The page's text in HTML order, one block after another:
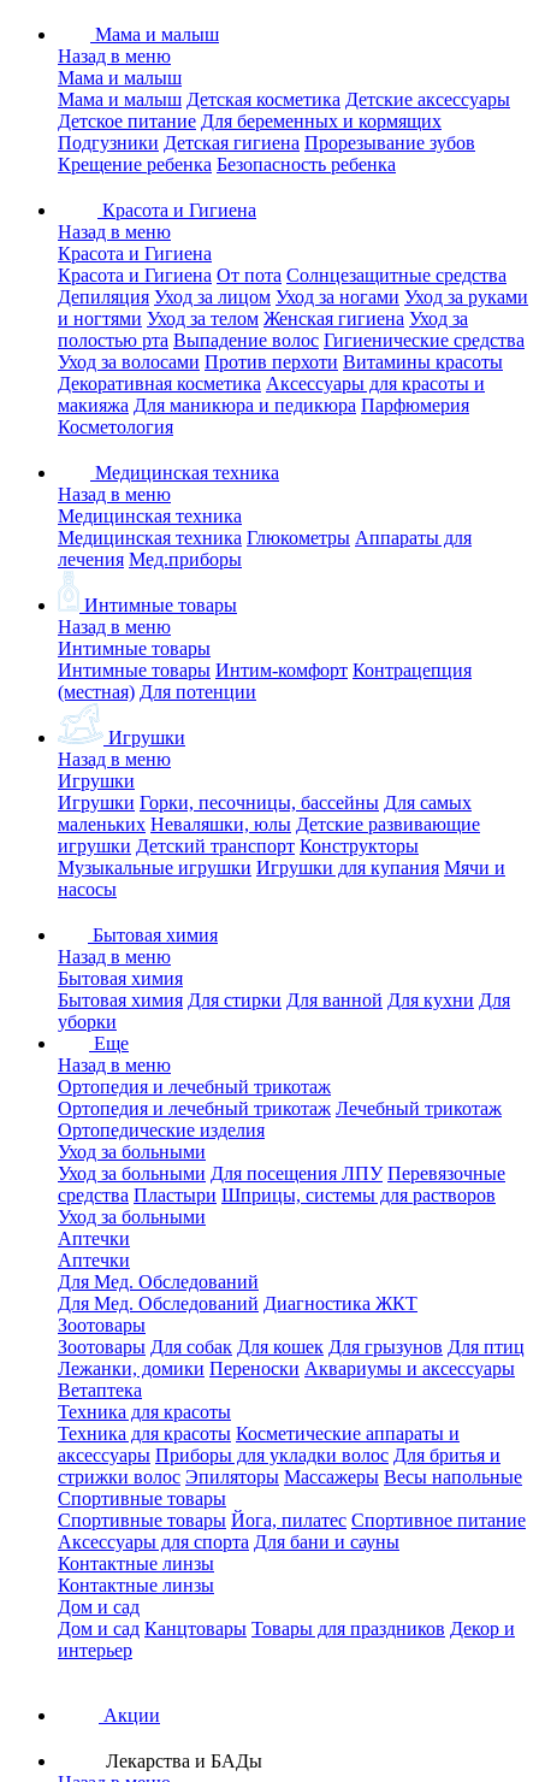
Мама и малыш
Назад в меню
Мама и малыш
Мама и малыш Детская косметика Детские аксессуары
Детское питание Для беременных и кормящих
Подгузники Детская гигиена Прорезывание зубов
Крещение ребенка Безопасность ребенка
Красота и Гигиена
Назад в меню
Красота и Гигиена
Красота и Гигиена От пота Солнцезащитные средства
Депиляция Уход за лицом Уход за ногами Уход за руками
и ногтями Уход за телом Женская гигиена Уход за
полостью рта Выпадение волос Гигиенические средства
Уход за волосами Против перхоти Витамины красоты
Декоративная косметика Аксессуары для красоты и
макияжа Для маникюра и педикюра Парфюмерия
Косметология
Медицинская техника
Назад в меню
Медицинская техника
Медицинская техника Глюкометры Аппараты для
лечения Мед.приборы
Интимные товары
Назад в меню
Интимные товары
Интимные товары Интим-комфорт Контрацепция
(местная) Для потенции
Игрушки
Назад в меню
Игрушки
Игрушки Горки, песочницы, бассейны Для самых
маленьких Неваляшки, юлы Детские развивающие
игрушки Детский транспорт Конструкторы
Музыкальные игрушки Игрушки для купания Мячи и
насосы
Бытовая химия
Назад в меню
Бытовая химия
Бытовая химия Для стирки Для ванной Для кухни Для
уборки
Еще
Назад в меню
Ортопедия и лечебный трикотаж
Ортопедия и лечебный трикотаж Лечебный трикотаж
Ортопедические изделия
Уход за больными
Уход за больными Для посещения ЛПУ Перевязочные
средства Пластыри Шприцы, системы для растворов
Уход за больными
Аптечки
Аптечки
Для Мед. Обследований
Для Мед. Обследований Диагностика ЖКТ
Зоотовары
Зоотовары Для собак Для кошек Для грызунов Для птиц
Лежанки, домики Переноски Аквариумы и аксессуары
Ветаптека
Техника для красоты
Техника для красоты Косметические аппараты и
аксессуары Приборы для укладки волос Для бритья и
стрижки волос Эпиляторы Массажеры Весы напольные
Спортивные товары
Спортивные товары Йога, пилатес Спортивное питание
Аксессуары для спорта Для бани и сауны
Контактные линзы
Контактные линзы
Дом и сад
Дом и сад Канцтовары Товары для праздников Декор и
интерьер
Акции
Лекарства и БАДы